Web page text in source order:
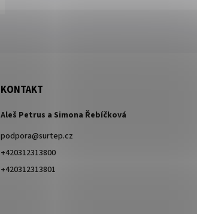
KONTAKT
Aleš Petrus a Simona Řebíčková
podpora@surtep.cz
+420312313800
+420312313801